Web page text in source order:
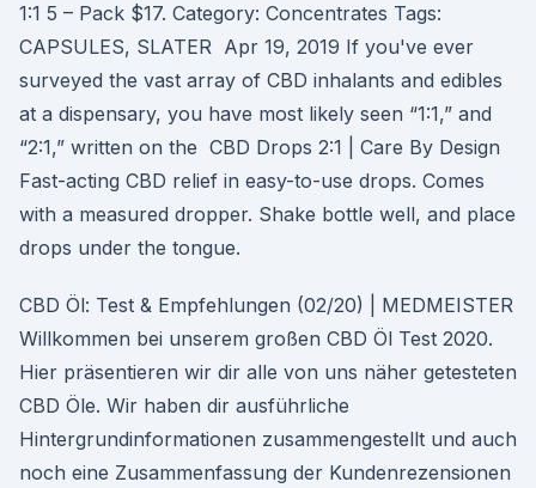
1:1 5 – Pack $17. Category: Concentrates Tags:
CAPSULES, SLATER Apr 19, 2019 If you've ever
surveyed the vast array of CBD inhalants and edibles
at a dispensary, you have most likely seen “1:1,” and
“2:1,” written on the CBD Drops 2:1 | Care By Design
Fast-acting CBD relief in easy-to-use drops. Comes
with a measured dropper. Shake bottle well, and place
drops under the tongue.
CBD Öl: Test & Empfehlungen (02/20) | MEDMEISTER
Willkommen bei unserem großen CBD Öl Test 2020.
Hier präsentieren wir dir alle von uns näher getesteten
CBD Öle. Wir haben dir ausführliche
Hintergrundinformationen zusammengestellt und auch
noch eine Zusammenfassung der Kundenrezensionen